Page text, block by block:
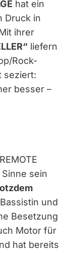
hat ein
Druck in
ihrer
liefern
Rock-
seziert:
besser –
Sinne sein
und
Besetzung
Motor für
hat bereits